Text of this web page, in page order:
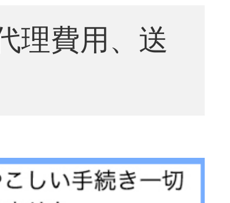
理費用、送